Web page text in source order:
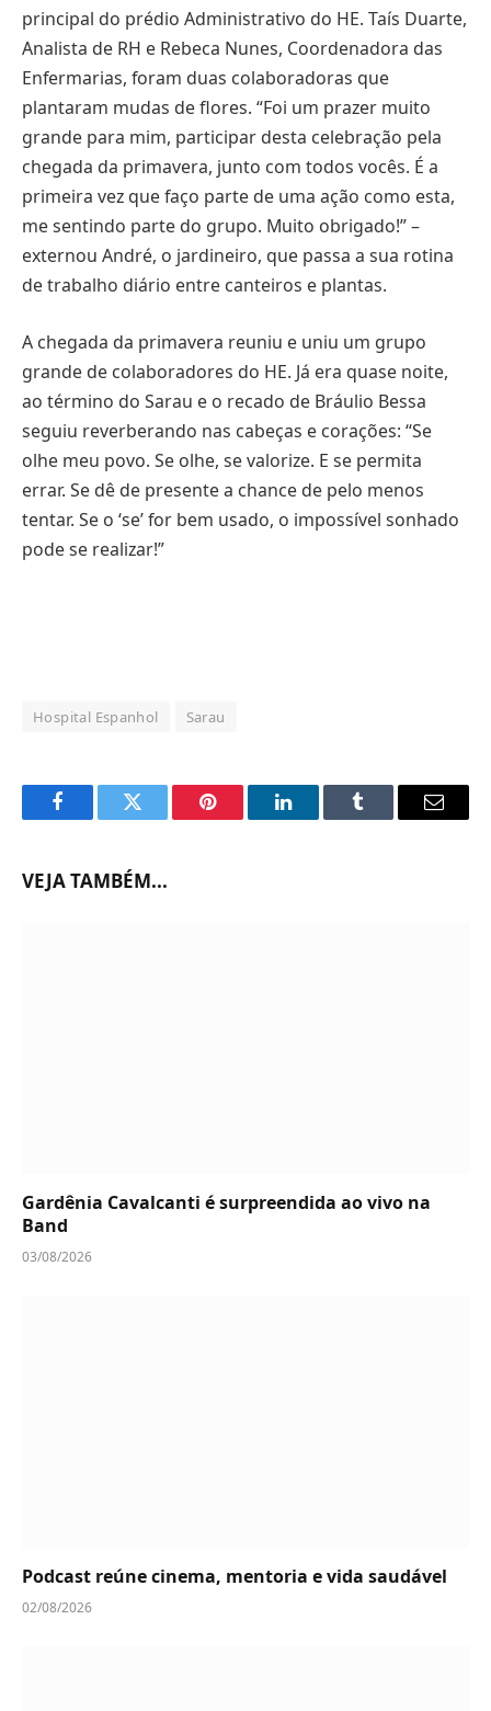
principal do prédio Administrativo do HE. Taís Duarte,
Analista de RH e Rebeca Nunes, Coordenadora das
Enfermarias, foram duas colaboradoras que
plantaram mudas de flores. “Foi um prazer muito
grande para mim, participar desta celebração pela
chegada da primavera, junto com todos vocês. É a
primeira vez que faço parte de uma ação como esta,
me sentindo parte do grupo. Muito obrigado!” –
externou André, o jardineiro, que passa a sua rotina
de trabalho diário entre canteiros e plantas.
A chegada da primavera reuniu e uniu um grupo
grande de colaboradores do HE. Já era quase noite,
ao término do Sarau e o recado de Bráulio Bessa
seguiu reverberando nas cabeças e corações: “Se
olhe meu povo. Se olhe, se valorize. E se permita
errar. Se dê de presente a chance de pelo menos
tentar. Se o ‘se’ for bem usado, o impossível sonhado
pode se realizar!”
Hospital Espanhol Sarau
FacebookTwitter Pinterest LinkedInTumblr Email
VEJA TAMBÉM...
Gardênia Cavalcanti é surpreendida ao vivo na
Band
03/08/2026
Podcast reúne cinema, mentoria e vida saudável
02/08/2026